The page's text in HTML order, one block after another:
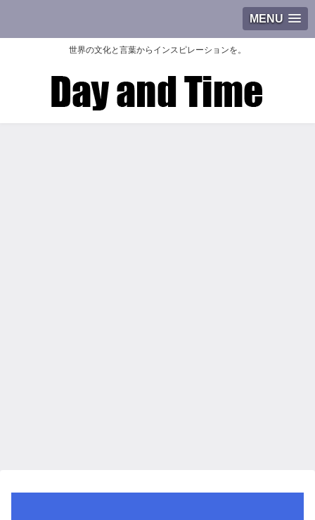
MENU
世界の文化と言葉からインスピレーションを。